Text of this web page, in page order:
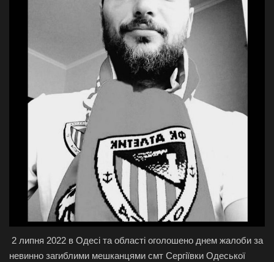
2 липня 2022 в Одесі та області оголошено днем жалоби за
невинно загиблими мешканцями смт Сергіївки Одеської